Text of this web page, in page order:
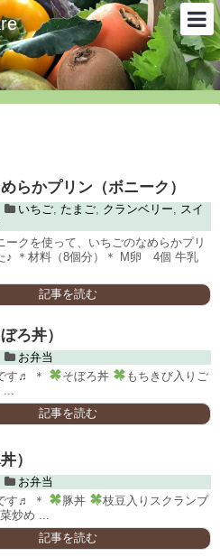
らかプリン（ボニーク）
いちご, たまご, クランベリー
スイ
ークを使って、いちごのなめらかプリ
♪ ＊材料（8個分）＊ M卵 4個 牛乳
記事を読む
ろ丼）
お弁当
す♬ ＊
そぼろ丼
もちきび入りご
記事を読む
）
お弁当
す♬ ＊
豚丼
枝豆入りスクランブ
炒め ...
記事を読む